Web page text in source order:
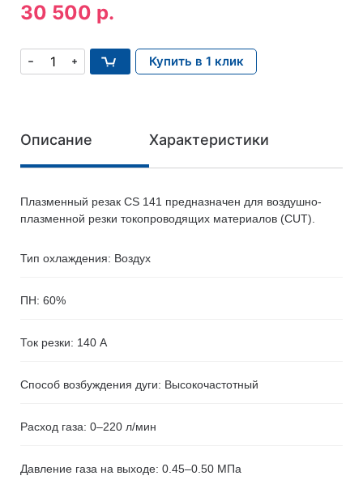
30 500 р.
Купить в 1 клик
Описание Характеристики
Плазменный резак CS 141 предназначен для воздушно-
плазменной резки токопроводящих материалов (CUT).
Тип охлаждения: Воздух
ПН: 60%
Ток резки: 140 А
Способ возбуждения дуги: Высокочастотный
Расход газа: 0–220 л/мин
Давление газа на выходе: 0.45–0.50 МПа